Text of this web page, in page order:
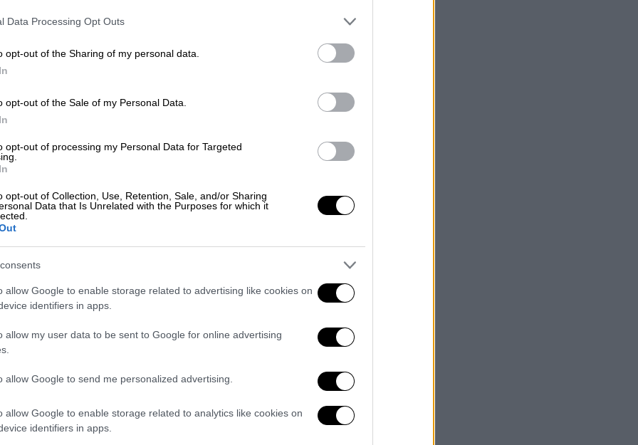
Data Processing Opt Outs
opt-out of the Sharing of my personal data.
opt-out of the Sale of my Personal Data.
opt-out of processing my Personal Data for Targeted
opt-out of Collection, Use, Retention, Sale, and/or Sharing
Data that Is Unrelated with the Purposes for which it
allow Google to enable storage related to advertising like cookies on
identifiers in apps.
allow my user data to be sent to Google for online advertising
allow Google to send me personalized advertising.
allow Google to enable storage related to analytics like cookies on
identifiers in apps.
και το γιατί. Μου έγινε μια πρόταση,
δεχτώ. Θα είμαι υποψήφια
την υπόθεση της ΑΕΠΙ, για τα
είδα από κοντά πώς υλοποιείται ένα
με όραμα και μεθοδικότητα. Πώς
και ο πιο δύσκολος γόρδιος δεσμός»,
εξηγώντας την απόφασή της να
την πρόταση του ΣΥΡΙΖΑ.